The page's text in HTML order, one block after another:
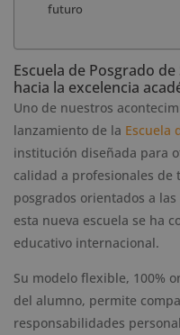
futuro
Escuela de Posgrado
hacia la excelencia
Uno de nuestros
lanzamiento de la Escuela
institución diseñada para
calidad a profesionales de
posgrados orientados a las
esta nueva escuela se ha
educativo internacional.
Su modelo flexible, 100%
del alumno, permite
responsabilidades